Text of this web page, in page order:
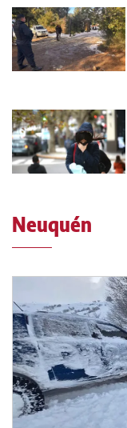
Neuquén